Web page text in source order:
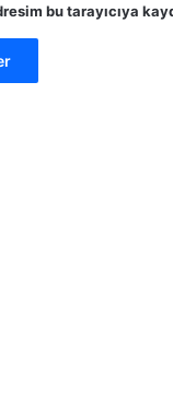
bu tarayıcıya